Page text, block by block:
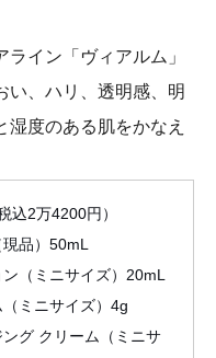
イン「ヴィアルム」
い、ハリ、透明感、明
湿度のある肌をかなえ
込2万4200円）
品）50mL
（ミニサイズ）20mL
ミニサイズ）4g
グ クリーム（ミニサ